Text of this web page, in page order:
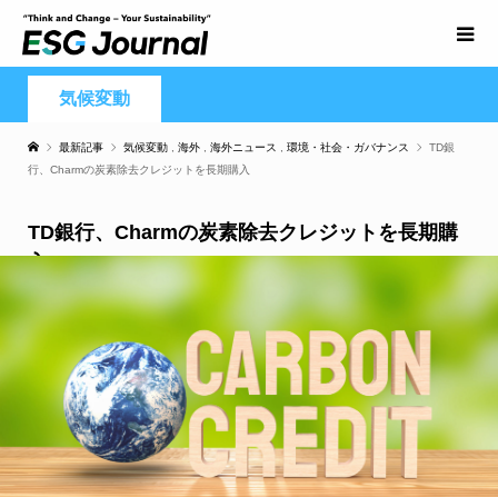
気候変動
最新記事 気候変動 海外 海外ニュース 環境・社会・ガバナンス
TD銀
行、Charmの炭素除去クレジットを長期購入
TD銀行、Charmの炭素除去クレジットを長期購
入